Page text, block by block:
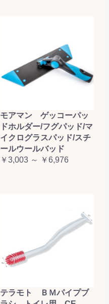
モアマン ゲッコーパッ
ドホルダー/フグパッド/マ
イクログラスパッド/スチ
ールウールバッド
￥3,003 ～ ￥6,976
テラモト ＢＭパイプブ